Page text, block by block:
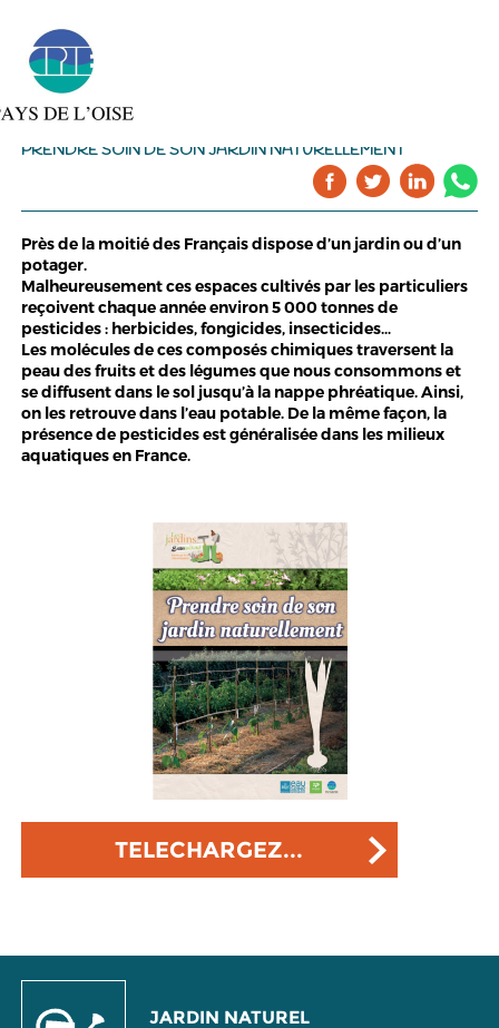
PRENDRE SOIN DE SON JARDIN NATURELLEMENT
Près de la moitié des Français dispose d’un jardin ou d’un
potager.
Malheureusement ces espaces cultivés par les particuliers
reçoivent chaque année environ 5 000 tonnes de
pesticides : herbicides, fongicides, insecticides…
Les molécules de ces composés chimiques traversent la
peau des fruits et des légumes que nous consommons et
se diffusent dans le sol jusqu’à la nappe phréatique. Ainsi,
on les retrouve dans l’eau potable. De la même façon, la
présence de pesticides est généralisée dans les milieux
aquatiques en France.
TELECHARGEZ...
JARDIN NATUREL